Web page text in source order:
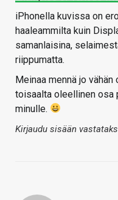
iPhonella kuvissa on
haaleammilta kuin
samanlaisina,
riippumatta.
Meinaa mennä jo vähän
toisaalta oleellinen osa
minulle.
Kirjaudu sisään